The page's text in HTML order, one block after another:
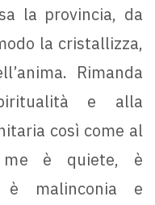
la provincia, da
la cristallizza,
Rimanda
e alla
così come al
me è quiete, è
è malinconia e